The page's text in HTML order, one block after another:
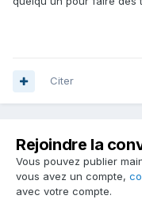
Citer
Rejoindre la
Vous pouvez publier
vous avez un compte,
avec votre compte.